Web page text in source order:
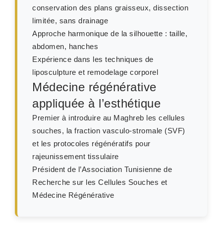
conservation des plans graisseux, dissection
limitée, sans drainage
Approche harmonique de la silhouette : taille,
abdomen, hanches
Expérience dans les techniques de
liposculpture et remodelage corporel
Médecine régénérative
appliquée à l’esthétique
Premier à introduire au Maghreb les cellules
souches, la fraction vasculo-stromale (SVF)
et les protocoles régénératifs pour
rajeunissement tissulaire
Président de l’Association Tunisienne de
Recherche sur les Cellules Souches et
Médecine Régénérative